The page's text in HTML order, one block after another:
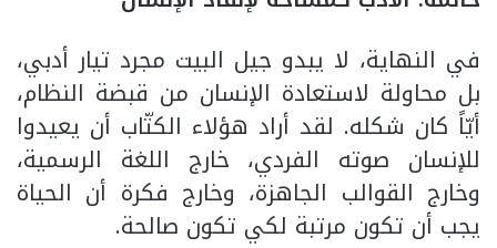
في النهاية، لا يبدو جيل البيت مجرد تيار أدبي،
بل محاولة لاستعادة الإنسان من قبضة النظام،
أيّاً كان شكله. لقد أراد هؤلاء الكتّاب أن يعيدوا
للإنسان صوته الفردي، خارج اللغة الرسمية،
وخارج القوالب الجاهزة، وخارج فكرة أن الحياة
يجب أن تكون مرتبة لكي تكون صالحة.